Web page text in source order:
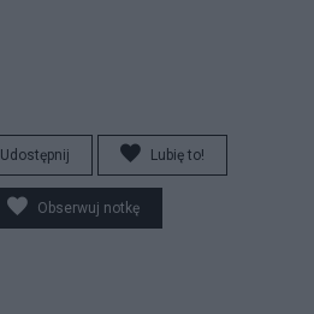
Udostępnij Lubię to!
Obserwuj notkę